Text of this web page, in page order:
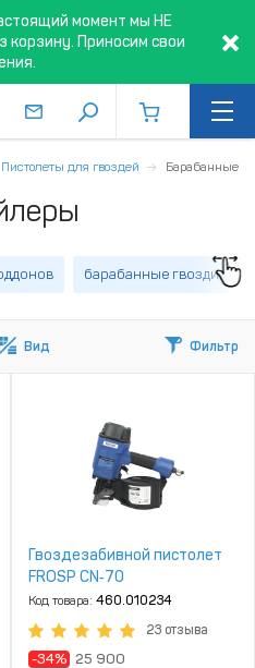
момент мы НЕ
Приносим свои
Пистолеты для гвоздей Барабанные
барабанные гвозди
Вид Фильтр
Гвоздезабивной пистолет
FROSP CN‑70
Код товара: 460.010234
23 отзыва
-34% 25 900